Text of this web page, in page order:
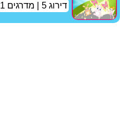
דירוג 5 | מדרגים 1